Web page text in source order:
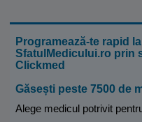
Programează-te rapid
SfatulMedicului.ro prin
Clickmed
Găsești peste 7500 de
Alege medicul potrivit